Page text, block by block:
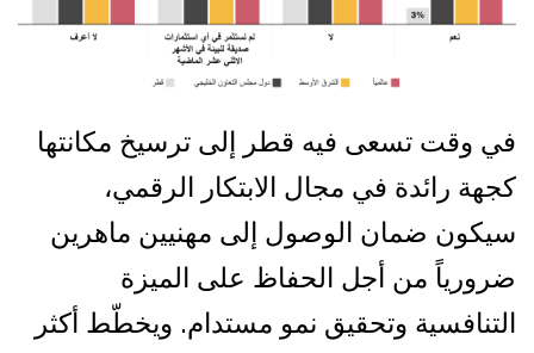
في وقت تسعى فيه قطر إلى ترسيخ مكانتها
كجهة رائدة في مجال الابتكار الرقمي،
سيكون ضمان الوصول إلى مهنيين ماهرين
ضرورياً من أجل الحفاظ على الميزة
التنافسية وتحقيق نمو مستدام. ويخطّط أكثر